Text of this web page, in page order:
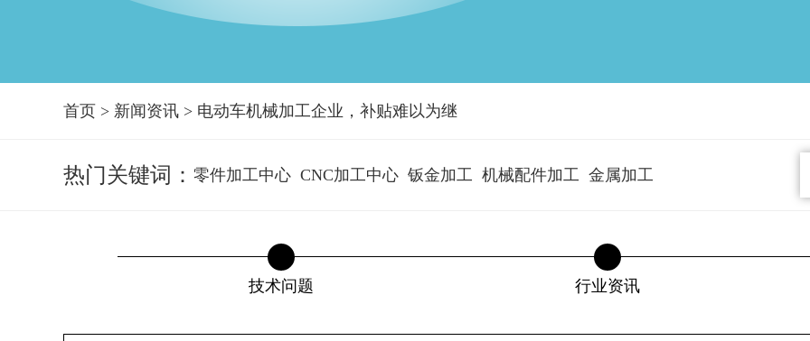
首页 > 新闻资讯 >电动车机械加工企业，补贴难以为继
热门关键词： 零件加工中心 CNC加工中心 钣金加工 机械配件加工 金属加工
技术问题 行业资讯